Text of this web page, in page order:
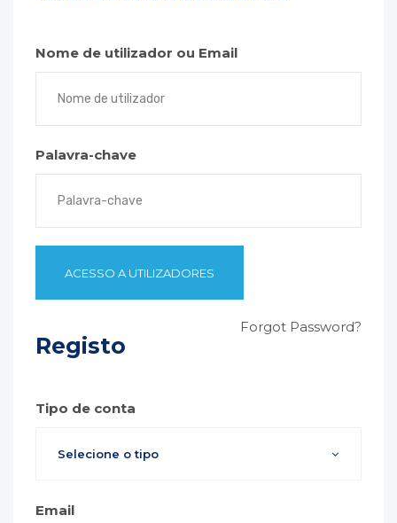
Nome de utilizador ou Email
Palavra-chave
Forgot Password?
Registo
Tipo de conta
Selecione o tipo
Email